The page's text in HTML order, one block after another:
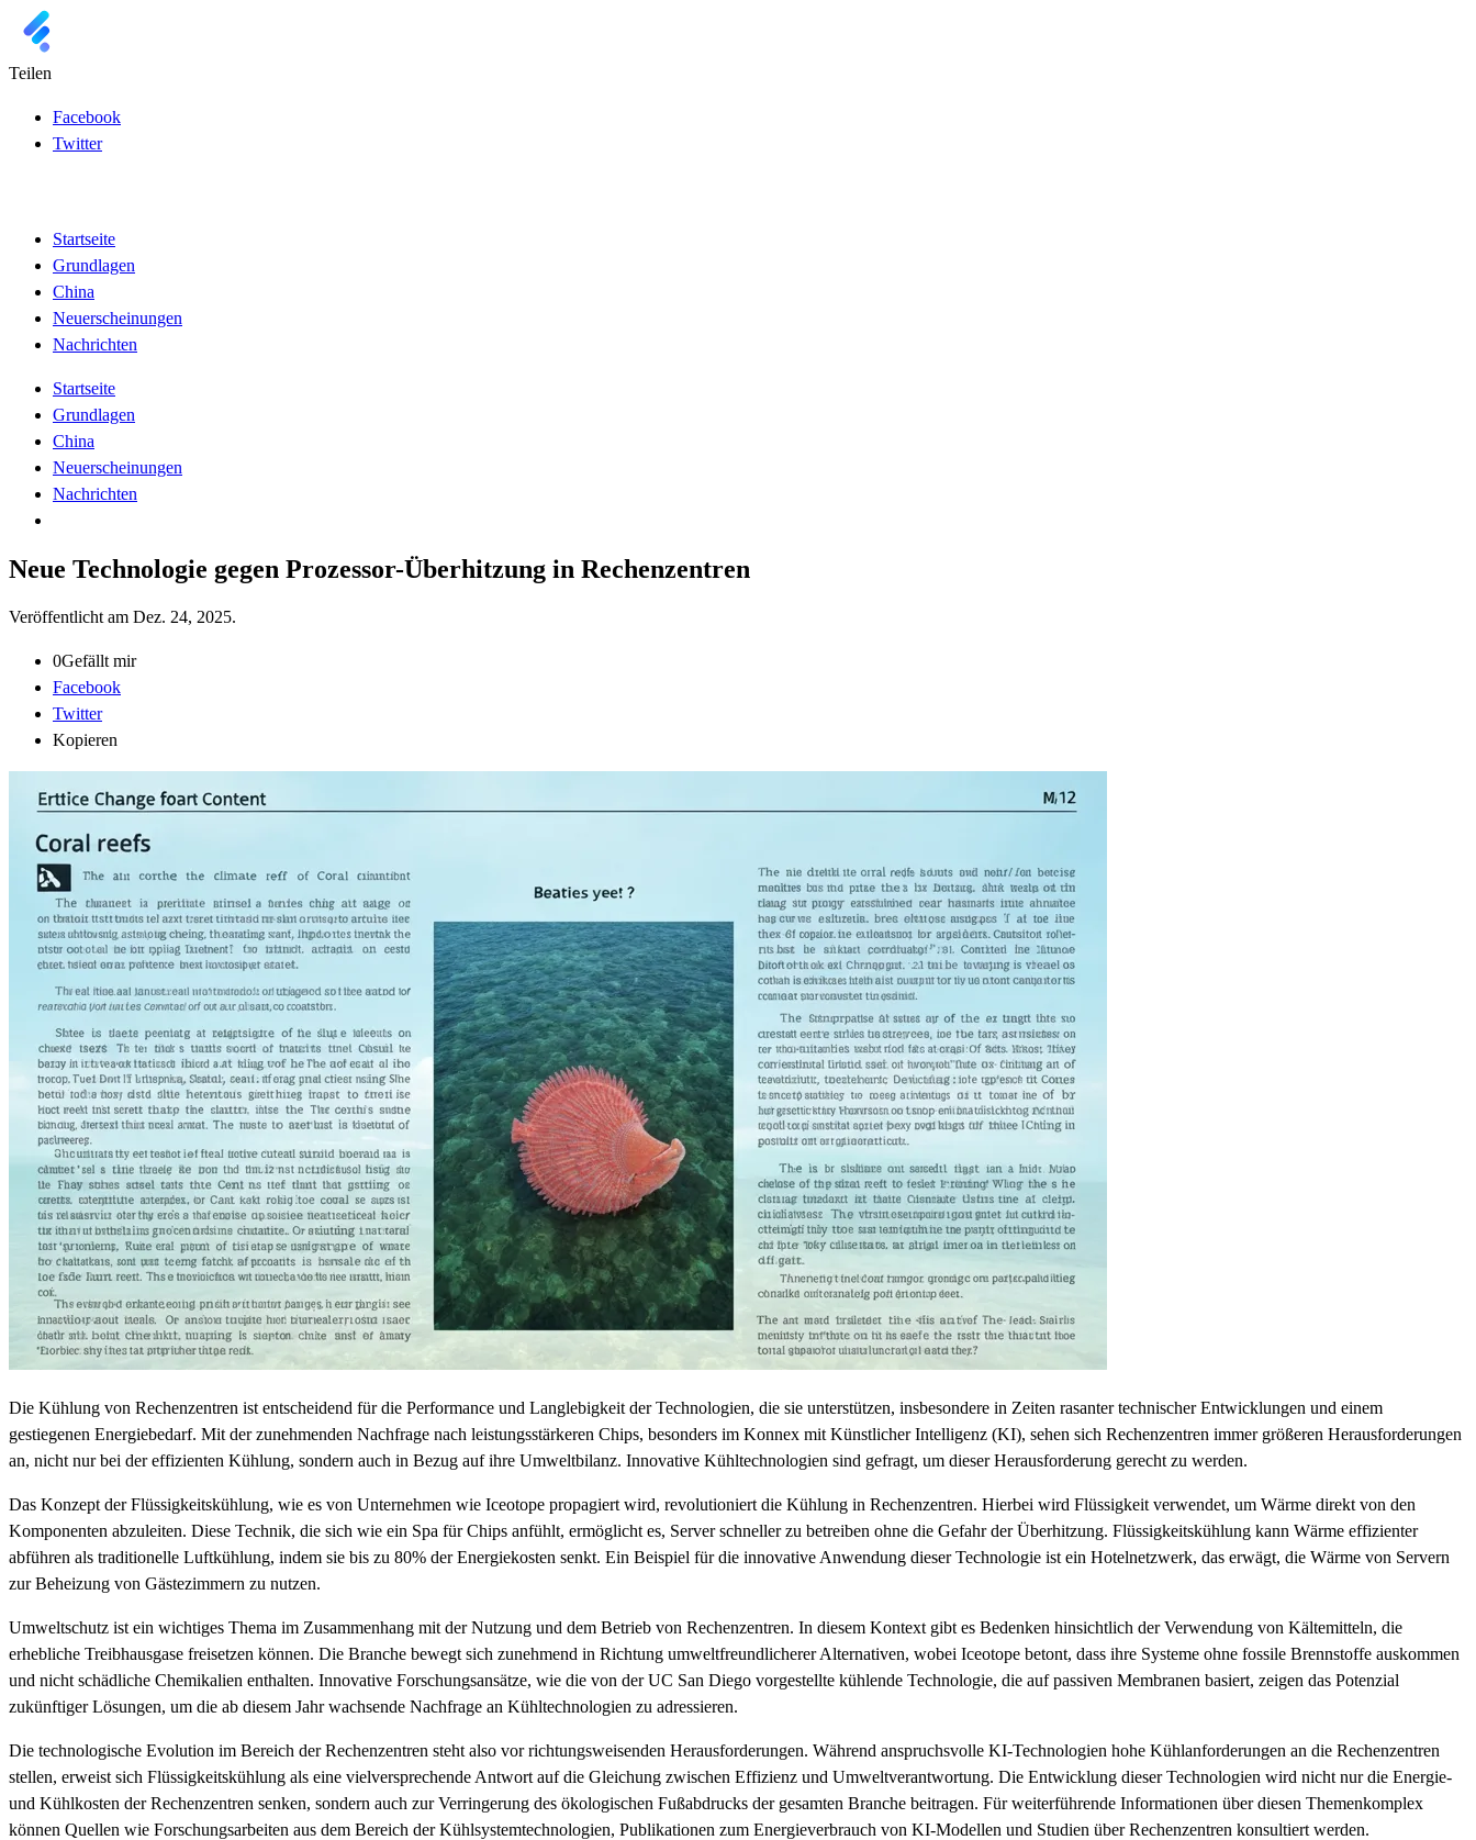
Teilen
Facebook
Twitter
Startseite
Grundlagen
China
Neuerscheinungen
Nachrichten
Startseite
Grundlagen
China
Neuerscheinungen
Nachrichten
Neue Technologie gegen Prozessor-Überhitzung in Rechenzentren
Veröffentlicht am Dez. 24, 2025.
0Gefällt mir
Facebook
Twitter
Kopieren
Die Kühlung von Rechenzentren ist entscheidend für die Performance und Langlebigkeit der Technologien, die sie unterstützen, insbesondere in Zeiten rasanter technischer Entwicklungen und einem
gestiegenen Energiebedarf. Mit der zunehmenden Nachfrage nach leistungsstärkeren Chips, besonders im Konnex mit Künstlicher Intelligenz (KI), sehen sich Rechenzentren immer größeren Herausforderungen
an, nicht nur bei der effizienten Kühlung, sondern auch in Bezug auf ihre Umweltbilanz. Innovative Kühltechnologien sind gefragt, um dieser Herausforderung gerecht zu werden.
Das Konzept der Flüssigkeitskühlung, wie es von Unternehmen wie Iceotope propagiert wird, revolutioniert die Kühlung in Rechenzentren. Hierbei wird Flüssigkeit verwendet, um Wärme direkt von den
Komponenten abzuleiten. Diese Technik, die sich wie ein Spa für Chips anfühlt, ermöglicht es, Server schneller zu betreiben ohne die Gefahr der Überhitzung. Flüssigkeitskühlung kann Wärme effizienter
abführen als traditionelle Luftkühlung, indem sie bis zu 80% der Energiekosten senkt. Ein Beispiel für die innovative Anwendung dieser Technologie ist ein Hotelnetzwerk, das erwägt, die Wärme von Servern
zur Beheizung von Gästezimmern zu nutzen.
Umweltschutz ist ein wichtiges Thema im Zusammenhang mit der Nutzung und dem Betrieb von Rechenzentren. In diesem Kontext gibt es Bedenken hinsichtlich der Verwendung von Kältemitteln, die
erhebliche Treibhausgase freisetzen können. Die Branche bewegt sich zunehmend in Richtung umweltfreundlicherer Alternativen, wobei Iceotope betont, dass ihre Systeme ohne fossile Brennstoffe auskommen
und nicht schädliche Chemikalien enthalten. Innovative Forschungsansätze, wie die von der UC San Diego vorgestellte kühlende Technologie, die auf passiven Membranen basiert, zeigen das Potenzial
zukünftiger Lösungen, um die ab diesem Jahr wachsende Nachfrage an Kühltechnologien zu adressieren.
Die technologische Evolution im Bereich der Rechenzentren steht also vor richtungsweisenden Herausforderungen. Während anspruchsvolle KI-Technologien hohe Kühlanforderungen an die Rechenzentren
stellen, erweist sich Flüssigkeitskühlung als eine vielversprechende Antwort auf die Gleichung zwischen Effizienz und Umweltverantwortung. Die Entwicklung dieser Technologien wird nicht nur die Energie-
und Kühlkosten der Rechenzentren senken, sondern auch zur Verringerung des ökologischen Fußabdrucks der gesamten Branche beitragen. Für weiterführende Informationen über diesen Themenkomplex
können Quellen wie Forschungsarbeiten aus dem Bereich der Kühlsystemtechnologien, Publikationen zum Energieverbrauch von KI-Modellen und Studien über Rechenzentren konsultiert werden.